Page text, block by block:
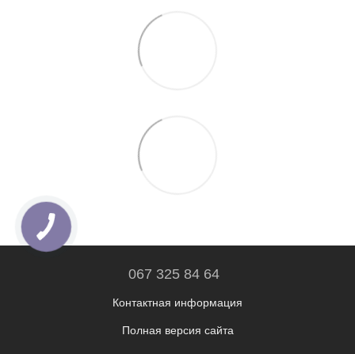
067 325 84 64
Контактная информация
Полная версия сайта